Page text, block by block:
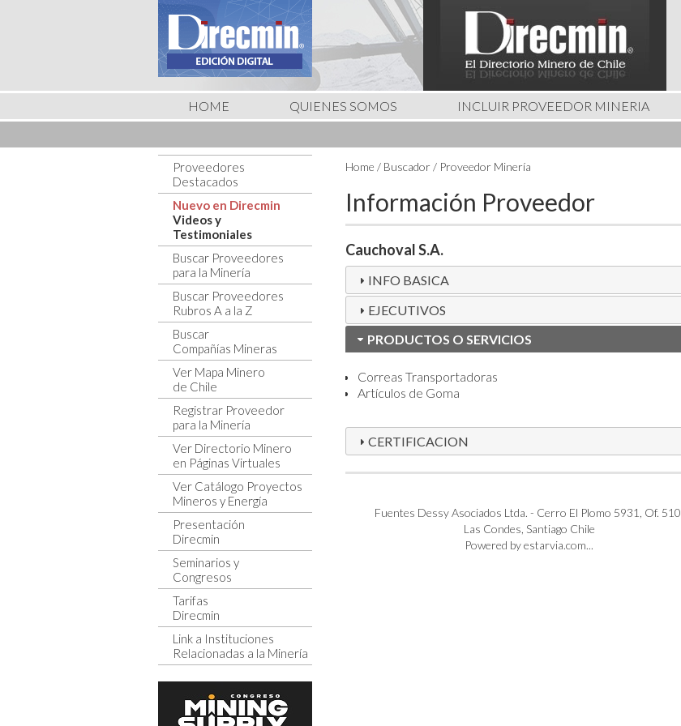
HOME QUIENES SOMOS INCLUIR PROVEEDOR MINERIA
Proveedores
Destacados
Nuevo en Direcmin
Videos y
Testimoniales
Buscar Proveedores
para la Minería
Buscar Proveedores
Rubros A a la Z
Buscar
Compañías Mineras
Ver Mapa Minero
de Chile
Registrar Proveedor
para la Minería
Ver Directorio Minero
en Páginas Virtuales
Ver Catálogo Proyectos
Mineros y Energía
Presentación
Direcmin
Seminarios y
Congresos
Tarifas
Direcmin
Link a Instituciones
Relacionadas a la Minería
Home / Buscador / Proveedor Minería
Información Proveedor
Cauchoval S.A.
INFO BASICA
EJECUTIVOS
PRODUCTOS O SERVICIOS
Correas Transportadoras
Artículos de Goma
CERTIFICACION
Fuentes Dessy Asociados Ltda. - Cerro El Plomo 5931, Of. 510,
Las Condes, Santiago Chile
Powered by estarvia.com...